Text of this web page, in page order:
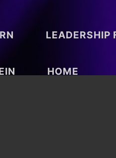
LEADERSHIP
HOME